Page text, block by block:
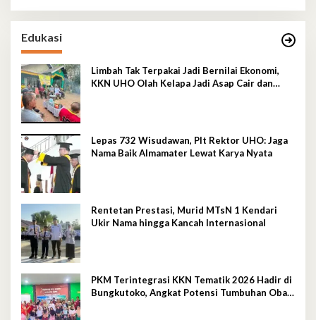
Edukasi
Limbah Tak Terpakai Jadi Bernilai Ekonomi,
KKN UHO Olah Kelapa Jadi Asap Cair dan
Lepas 732 Wisudawan, Plt Rektor UHO: Jaga
Nama Baik Almamater Lewat Karya Nyata
Rentetan Prestasi, Murid MTsN 1 Kendari
Ukir Nama hingga Kancah Internasional
PKM Terintegrasi KKN Tematik 2026 Hadir di
Bungkutoko, Angkat Potensi Tumbuhan Obat